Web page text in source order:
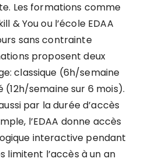
Les formations comme
& You ou l’école EDAA
sans contrainte
proposent deux
classique (6h/semaine
(12h/semaine sur 6 mois).
par la durée d’accès
l’EDAA donne accès
interactive pendant
limitent l’accès à un an